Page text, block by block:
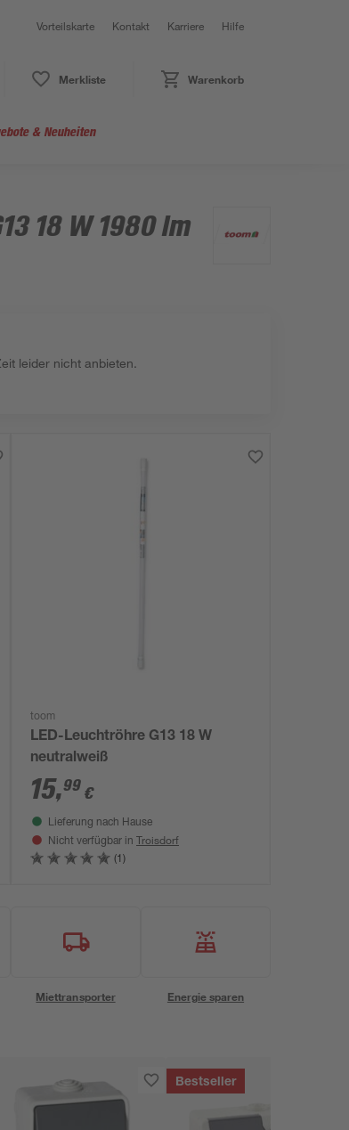
Vorteilskarte Kontakt Karriere Hilfe
Merkliste Warenkorb
& Neuheiten
18 W 1980 lm
leider nicht anbieten.
toom
LED-Leuchtröhre G13 18 W
neutralweiß
15,99 €
Lieferung nach Hause
Nicht verfügbar in Troisdorf
(1)
Miettransporter Energie sparen
Bestseller